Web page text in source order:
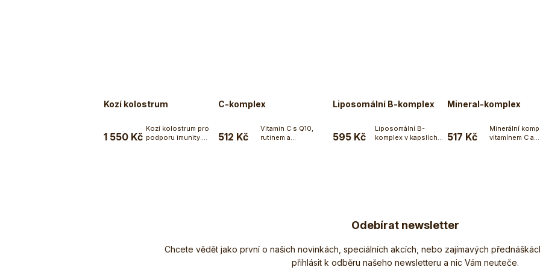
Kozí kolostrum
1 550 Kč Do košíku
Kozí kolostrum pro
podporu imunity.
C-komplex
512 Kč Do košíku
Vitamin C s Q10,
rutinem a
Liposomální B-komplex
595 Kč Do košíku
Liposomální B-
komplex v kapslích
Mineral-komplex
517 Kč Do
Minerální
vitamínem C a
Odebírat newsletter
Nezmeškejte žádné novinky či slevy!